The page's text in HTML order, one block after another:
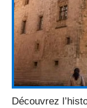
Découvrez